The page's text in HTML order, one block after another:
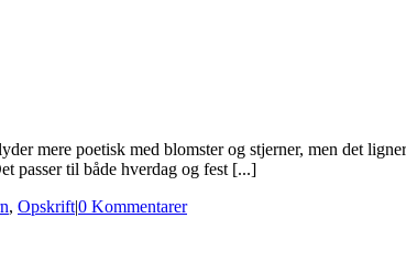
mere poetisk med blomster og stjerner, men det
passer til både hverdag og fest [...]
, Opskrift|0 Kommentarer